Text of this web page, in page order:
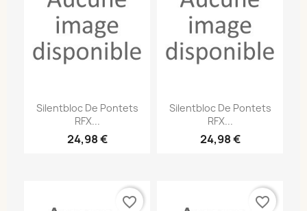
Silentbloc De Pontets
RFX...
24,98 €
Silentbloc De Pontets
RFX...
24,98 €
favorite_border favorite_border